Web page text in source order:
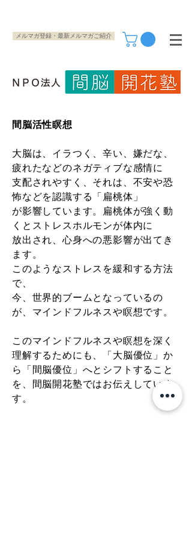
メルマガ登録・最新メルマガご紹介
間脳活性瞑想
大脳は、イラつく、辛い、嫌だな、
疲れたなどのネガティブな感情に
支配されやすく、それは、不安や恐
怖などを認識する「扁桃体」
が影響しています。扁桃体が強く動
くとストレスホルモンが体内に
放出され、心身への悪影響が出てき
ます。
このようなストレスを緩和する方法
で、
今、世界的ブームとなっているの
が、マインドフルネスや瞑想です。
このマインドフルネスや瞑想を深く
理解するためにも、「大脳優位」か
ら「間脳優位」へとシフトすること
を、間脳開花塾ではお伝えしていま
す。